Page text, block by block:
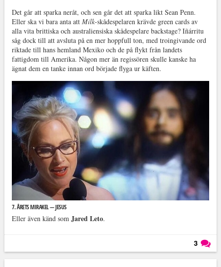
Det går att sparka neråt, och sen går det att sparka likt Sean Penn.
Eller ska vi bara anta att Milk-skådespelaren krävde green cards av
alla vita brittiska och australiensiska skådespelare backstage? Iñárritu
såg dock till att avsluta på en mer hoppfull ton, med troingivande ord
riktade till hans hemland Mexiko och de på flykt från landets
fattigdom till Amerika. Någon mer än regissören skulle kanske ha
ägnat dem en tanke innan ord började flyga ur käften.
7. ÅRETS MIRAKEL — JESUS
Eller även känd som Jared Leto.
3